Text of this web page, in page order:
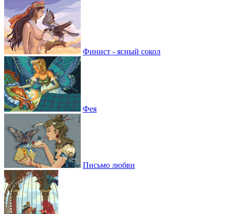
Финист - ясный сокол
Фея
Письмо любви